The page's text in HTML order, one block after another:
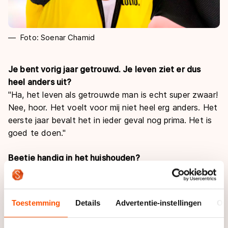
Toestemming Details Advertentie-instellingen
Foto: Soenar Chamid
Je bent vorig jaar getrouwd. Je leven ziet er dus
heel anders uit?
"Ha, het leven als getrouwde man is echt super zwaar!
Nee, hoor. Het voelt voor mij niet heel erg anders. Het
eerste jaar bevalt het in ieder geval nog prima. Het is
goed te doen."
Beetje handig in het huishouden?
"Zal ik je mijn vrouw anders even geven? Ze knikt in
ieder geval instemmend. Volgens mij ben ik er ook wel
mijn specialiteit! Ik ben alleen niet een heel opgeruimd
type. Ja, dat is mijn vrouw die op de achtergrond aan